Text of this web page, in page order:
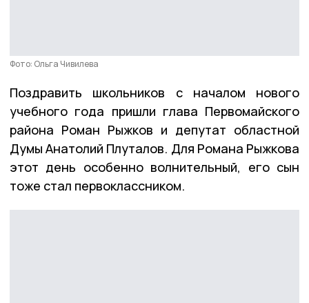
Фото: Ольга Чивилева
Поздравить школьников с началом нового
учебного года пришли глава Первомайского
района Роман Рыжков и депутат областной
Думы Анатолий Плуталов. Для Романа Рыжкова
этот день особенно волнительный, его сын
тоже стал первоклассником.